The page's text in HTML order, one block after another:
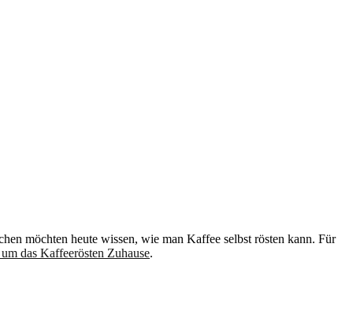
möchten heute wissen, wie man Kaffee selbst rösten kann. Für
das Kaffeerösten Zuhause.